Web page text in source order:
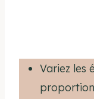
Variez les